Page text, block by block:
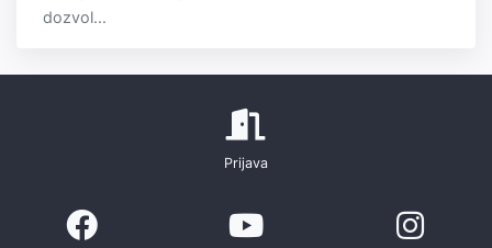
dozvol...
Prijava